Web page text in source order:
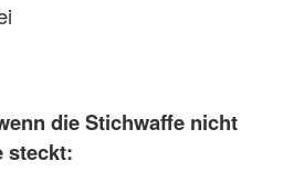
die Stichwaffe nicht
steckt: